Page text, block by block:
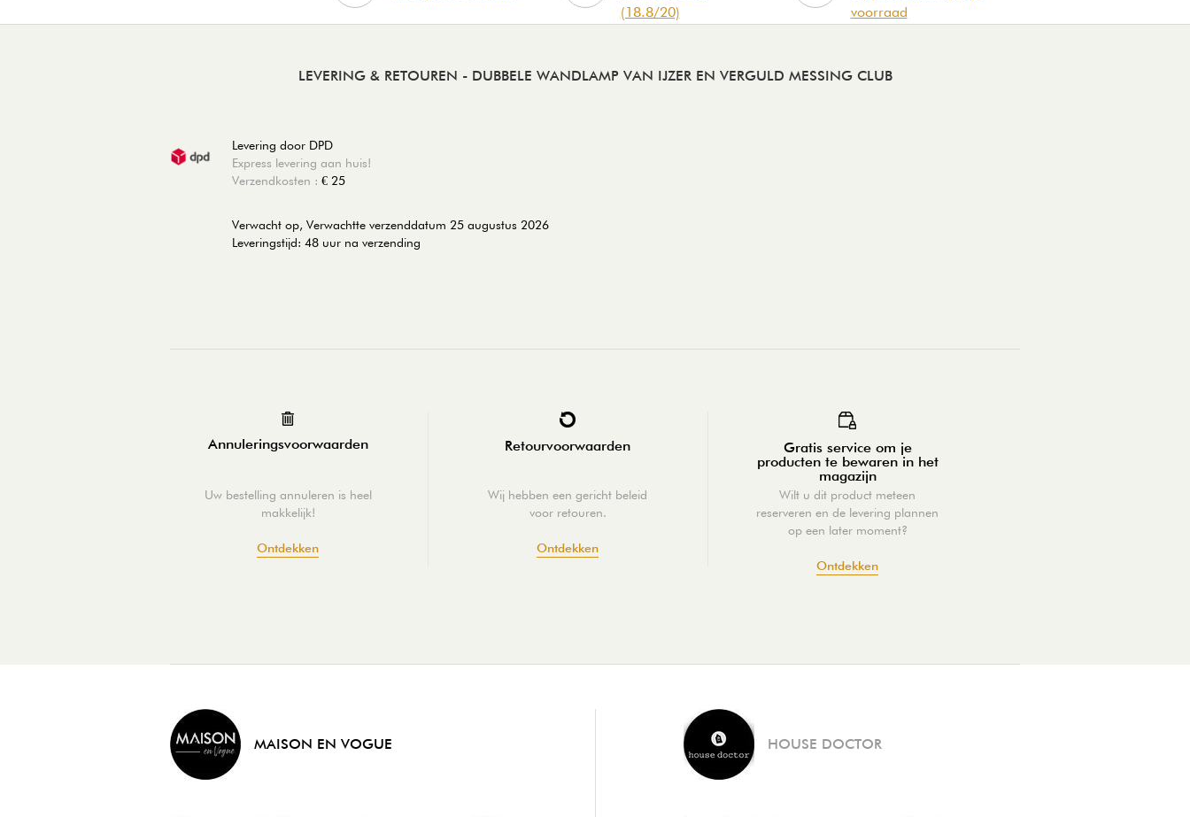
(18.8/20)
voorraad
LEVERING & RETOUREN - DUBBELE WANDLAMP VAN IJZER EN VERGULD MESSING CLUB
Levering door DPD
Express levering aan huis!
Verzendkosten : € 25
Verwacht op, Verwachtte verzenddatum 25 augustus 2026
Leveringstijd: 48 uur na verzending
Annuleringsvoorwaarden
Uw bestelling annuleren is heel
makkelijk!
Ontdekken
Retourvoorwaarden
Wij hebben een gericht beleid
voor retouren.
Ontdekken
Gratis service om je
producten te bewaren in het
magazijn
Wilt u dit product meteen
reserveren en de levering plannen
op een later moment?
Ontdekken
MAISON EN VOGUE HOUSE DOCTOR